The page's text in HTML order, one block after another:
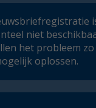
niet
het probleem zo
oplossen.